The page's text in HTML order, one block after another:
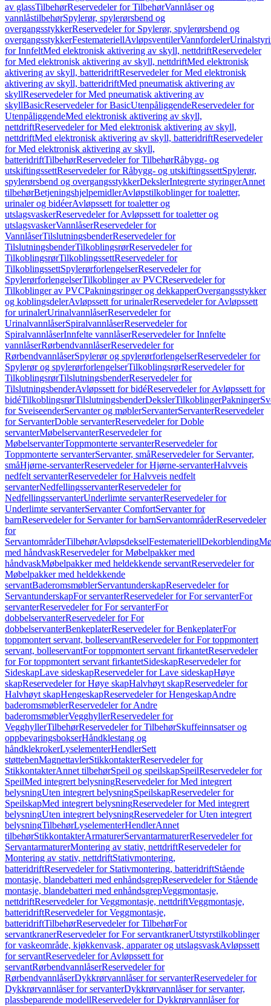
av glassTilbehørReservedeler for TilbehørVannlåser og
vannlåstilbehørSpylerør, spylerørsbend og
overgangsstykkerReservedeler for Spylerør, spylerørsbend og
overgangsstykkerFestemateriellAvløpsventilerVannfordeler
for InnfeltMed elektronisk aktivering av skyll, nettdriftReservedeler
for Med elektronisk aktivering av skyll, nettdriftMed elektronisk
aktivering av skyll, batteridriftReservedeler for Med elektronisk
aktivering av skyll, batteridriftMed pneumatisk aktivering av
skyllReservedeler for Med pneumatisk aktivering av
skyllBasicReservedeler for BasicUtenpåliggendeReservedeler for
UtenpåliggendeMed elektronisk aktivering av skyll,
nettdriftReservedeler for Med elektronisk aktivering av skyll,
nettdriftMed elektronisk aktivering av skyll, batteridriftReservedeler
for Med elektronisk aktivering av skyll,
batteridriftTilbehørReservedeler for TilbehørRåbygg- og
utskiftingssettReservedeler for Råbygg- og utskiftingssettSpylerør,
spylerørsbend og overgangsstykkerDekslerIntegrerte styringerAnnet
tilbehørBetjeningshjelpemidlerAvløpstilkoblinger for toaletter,
urinaler og bidéerAvløpssett for toaletter og
utslagsvaskerReservedeler for Avløpssett for toaletter og
utslagsvaskerVannlåserReservedeler for
VannlåserTilslutningsbenderReservedeler for
TilslutningsbenderTilkoblingsrørReservedeler for
TilkoblingsrørTilkoblingssettReservedeler for
TilkoblingssettSpylerørforlengelserReservedeler for
SpylerørforlengelserTilkoblinger av PVCReservedeler for
Tilkoblinger av PVCPakningsringer og dekkapperOvergangsstykker
og koblingsdelerAvløpssett for urinalerReservedeler for Avløpssett
for urinalerUrinalvannlåserReservedeler for
UrinalvannlåserSpiralvannlåserReservedeler for
SpiralvannlåserInnfelte vannlåserReservedeler for Innfelte
vannlåserRørbendvannlåserReservedeler for
RørbendvannlåserSpylerør og spylerørforlengelserReservedeler for
Spylerør og spylerørforlengelserTilkoblingsrørReservedeler for
TilkoblingsrørTilslutningsbenderReservedeler for
TilslutningsbenderAvløpssett for bidéReservedeler for Avløpssett for
bidéTilkoblingsrørTilslutningsbenderDekslerTilkoblingerPakninger
for SveiseenderServanter og møblerServanterServanterReservedeler
for ServanterDoble servanterReservedeler for Doble
servanterMøbelservanterReservedeler for
MøbelservanterToppmonterte servanterReservedeler for
Toppmonterte servanterServanter, småReservedeler for Servanter,
småHjørne-servanterReservedeler for Hjørne-servanterHalvveis
nedfelt servanterReservedeler for Halvveis nedfelt
servanterNedfellingsservanterReservedeler for
NedfellingsservanterUnderlimte servanterReservedeler for
Underlimte servanterServanter ComfortServanter for
barnReservedeler for Servanter for barnServantområderReservedeler
for
ServantområderTilbehørAvløpsdekselFestemateriellDekorblending
med håndvaskReservedeler for Møbelpakker med
håndvaskMøbelpakker med heldekkende servantReservedeler for
Møbelpakker med heldekkende
servantBaderomsmøblerServantunderskapReservedeler for
ServantunderskapFor servanterReservedeler for For servanterFor
servanterReservedeler for For servanterFor
dobbelservanterReservedeler for For
dobbelservanterBenkeplaterReservedeler for BenkeplaterFor
toppmontert servant, bolleservantReservedeler for For toppmontert
servant, bolleservantFor toppmontert servant firkantetReservedeler
for For toppmontert servant firkantetSideskapReservedeler for
SideskapLave sideskapReservedeler for Lave sideskapHøye
skapReservedeler for Høye skapHalvhøyt skapReservedeler for
Halvhøyt skapHengeskapReservedeler for HengeskapAndre
baderomsmøblerReservedeler for Andre
baderomsmøblerVegghyllerReservedeler for
VegghyllerTilbehørReservedeler for TilbehørSkuffeinnsatser og
oppbevaringsbokserHåndklestang og
håndklekrokerLyselementerHendlerSett
støttebenMagnettavlerStikkontakterReservedeler for
StikkontakterAnnet tilbehørSpeil og speilskapSpeilReservedeler for
SpeilMed integrert belysningReservedeler for Med integrert
belysningUten integrert belysningSpeilskapReservedeler for
SpeilskapMed integrert belysningReservedeler for Med integrert
belysningUten integrert belysningReservedeler for Uten integrert
belysningTilbehørLyselementerHendlerAnnet
tilbehørStikkontakterArmaturerServantarmaturerReservedeler for
ServantarmaturerMontering av stativ, nettdriftReservedeler for
Montering av stativ, nettdriftStativmontering,
batteridriftReservedeler for Stativmontering, batteridriftStående
montasje, blandebatteri med enhåndsgrepReservedeler for Stående
montasje, blandebatteri med enhåndsgrepVeggmontasje,
nettdriftReservedeler for Veggmontasje, nettdriftVeggmontasje,
batteridriftReservedeler for Veggmontasje,
batteridriftTilbehørReservedeler for TilbehørFor
servantkranerReservedeler for For servantkranerUtstyrstilkoblinger
for vaskeområde, kjøkkenvask, apparater og utslagsvaskAvløpssett
for servantReservedeler for Avløpssett for
servantRørbendvannlåserReservedeler for
RørbendvannlåserDykkrørvannlåser for servanterReservedeler for
Dykkrørvannlåser for servanterDykkrørvannlåser for servanter,
plassbeparende modellReservedeler for Dykkrørvannlåser for